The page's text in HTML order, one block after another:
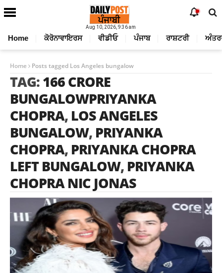
Aug 10, 2026, 9:36 am
Home ਕੋਰੋਨਾਵਾਇਰਸ ਵੀਡੀਓ ਪੰਜਾਬ ਰਾਸ਼ਟਰੀ
Home Posts tagged Los Angeles bungalow
TAG:166 CRORE
BUNGALOWPRIYANKA
CHOPRA, LOS ANGELES
BUNGALOW, PRIYANKA
CHOPRA, PRIYANKA CHOPRA
LEFT BUNGALOW, PRIYANKA
CHOPRA NIC JONAS